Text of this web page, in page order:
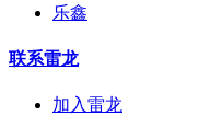
乐鑫
联系雷龙
加入雷龙